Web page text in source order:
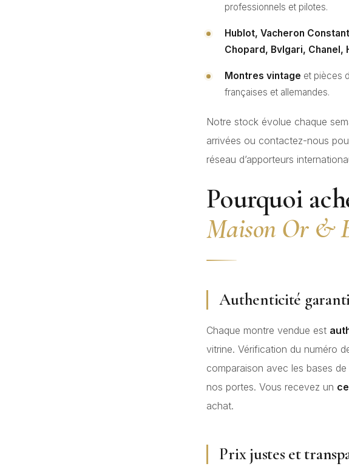
professionnels et pilotes.
Hublot, Vacheron
Chopard, Bvlgari, Chanel,
Montres vintage et pièces
françaises et allemandes.
Notre stock évolue chaque
arrivées ou contactez-nous
réseau d’apporteurs
Pourquoi
Maison Or &
Authenticité
Chaque montre vendue est
vitrine. Vérification du numéro
comparaison avec les bases
nos portes. Vous recevez un
achat.
Prix justes et